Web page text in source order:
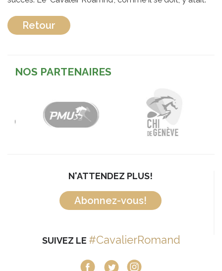
Retour
NOS PARTENAIRES
N'ATTENDEZ PLUS!
Abonnez-vous!
SUIVEZ LE #CavalierRomand